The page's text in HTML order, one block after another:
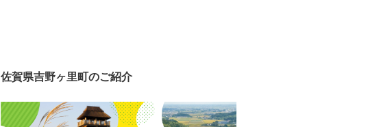
佐賀県吉野ヶ里町のご紹介